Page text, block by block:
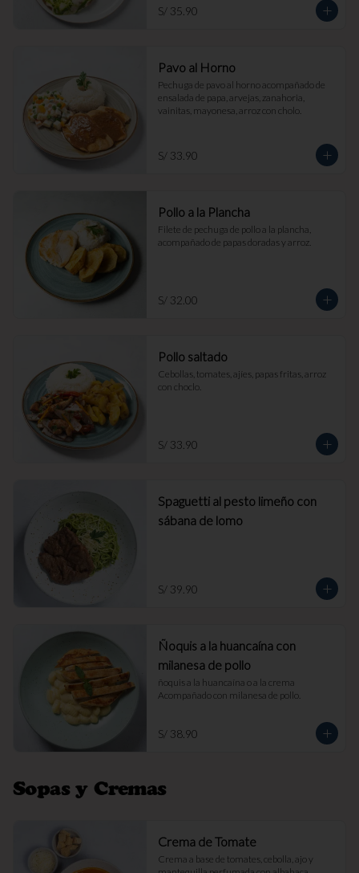
S/ 35.90
Pavo al Horno
Pechuga de pavo al horno acompañado de
ensalada de papa, arvejas, zanahoria,
vainitas, mayonesa, arroz con cholo.
S/ 33.90
Pollo a la Plancha
Filete de pechuga de pollo a la plancha,
acompañado de papas doradas y arroz.
S/ 32.00
Pollo saltado
Cebollas, tomates, ajíes, papas fritas, arroz
con choclo.
S/ 33.90
Spaguetti al pesto limeño con
sábana de lomo
S/ 39.90
Ñoquis a la huancaína con
milanesa de pollo
ñoquis a la huancaína o a la crema
Acompañado con milanesa de pollo.
S/ 38.90
Sopas y Cremas
Crema de Tomate
Crema a base de tomates, cebolla, ajo y